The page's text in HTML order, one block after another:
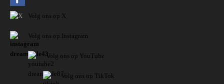
Volg ons op X
Volg ons op Instagram
Volg ons op YouTube
Volg ons op TikTok